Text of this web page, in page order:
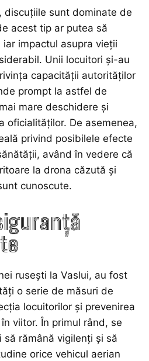
discuțiile sunt dominate de
acest tip ar putea să
impactul asupra vieții
Unii locuitori și-au
capacității autorităților
prompt la astfel de
mare deschidere și
oficialităților. De asemenea,
privind posibilele efecte
având în vedere că
la drona căzută și
cunoscute.
rusești la Vaslui, au fost
o serie de măsuri de
locuitorilor și prevenirea
viitor. În primul rând, se
să rămână vigilenți și să
orice vehicul aerian